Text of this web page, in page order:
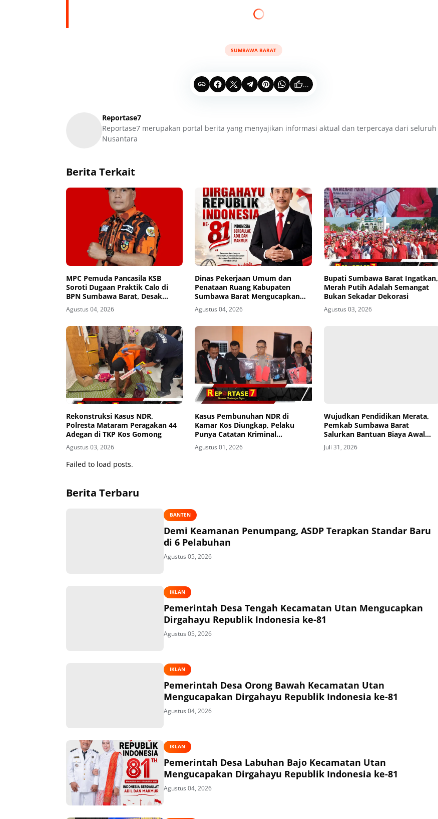
SUMBAWA BARAT
...
Reportase7
Reportase7 merupakan portal berita yang menyajikan informasi aktual dan terpercaya dari seluruh
Nusantara
Berita Terkait
MPC Pemuda Pancasila KSB
Soroti Dugaan Praktik Calo di
BPN Sumbawa Barat, Desak
Evaluasi Total dan Turun Tangan
Aparat Penegak Hukum
Agustus 04, 2026
Dinas Pekerjaan Umum dan
Penataan Ruang Kabupaten
Sumbawa Barat Mengucapkan
Dirgahayu Republik Indonesia ke-
81
Agustus 04, 2026
Bupati Sumbawa Barat Ingatkan,
Merah Putih Adalah Semangat
Bukan Sekadar Dekorasi
Agustus 03, 2026
Rekonstruksi Kasus NDR,
Polresta Mataram Peragakan 44
Adegan di TKP Kos Gomong
Agustus 03, 2026
Kasus Pembunuhan NDR di
Kamar Kos Diungkap, Pelaku
Punya Catatan Kriminal
Kekerasan
Agustus 01, 2026
Wujudkan Pendidikan Merata,
Pemkab Sumbawa Barat
Salurkan Bantuan Biaya Awal
Masuk Sekolah Tahap II ke 2.736
Siswa
Juli 31, 2026
Failed to load posts.
Berita Terbaru
BANTEN
Demi Keamanan Penumpang, ASDP Terapkan Standar Baru
di 6 Pelabuhan
Agustus 05, 2026
IKLAN
Pemerintah Desa Tengah Kecamatan Utan Mengucapkan
Dirgahayu Republik Indonesia ke-81
Agustus 05, 2026
IKLAN
Pemerintah Desa Orong Bawah Kecamatan Utan
Mengucapakan Dirgahayu Republik Indonesia ke-81
Agustus 04, 2026
IKLAN
Pemerintah Desa Labuhan Bajo Kecamatan Utan
Mengucapakan Dirgahayu Republik Indonesia ke-81
Agustus 04, 2026